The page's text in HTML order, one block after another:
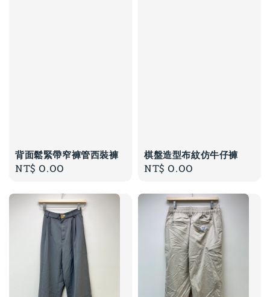
背面鬆緊帶窄褲管西裝褲
Regular
NT$ 0.00
棋盤造型布紋仿牛仔褲
Regular
NT$ 0.00